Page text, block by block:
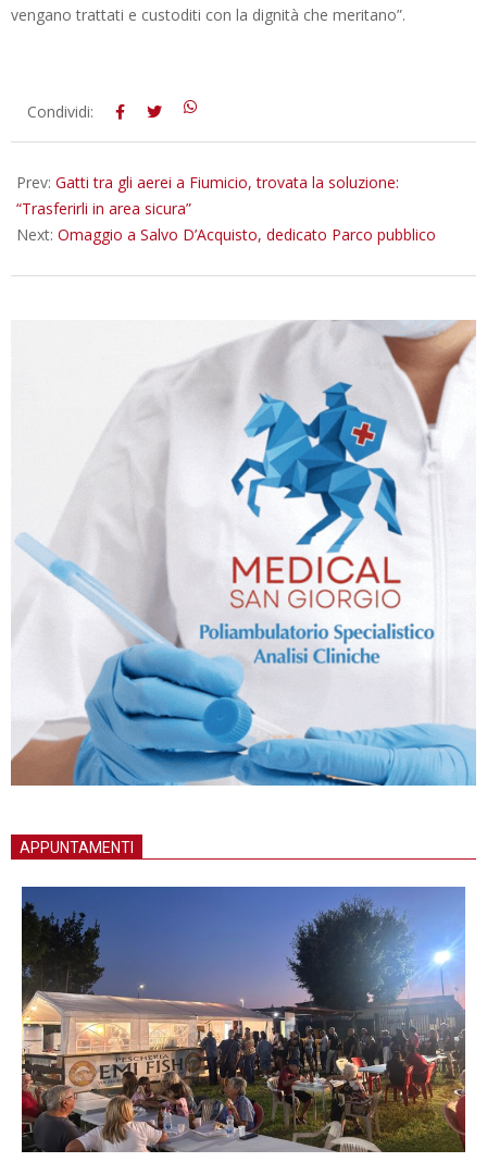
vengano trattati e custoditi con la dignità che meritano”.
2025-
Condividi:
Prev: Gatti tra gli aerei a Fiumicio, trovata la soluzione:
“Trasferirli in area sicura”
Next: Omaggio a Salvo D’Acquisto, dedicato Parco pubblico
APPUNTAMENTI